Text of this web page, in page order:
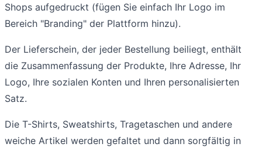
Shops aufgedruckt (fügen Sie einfach Ihr Logo im
Bereich "Branding" der Plattform hinzu).
Der Lieferschein, der jeder Bestellung beiliegt, enthält
die Zusammenfassung der Produkte, Ihre Adresse, Ihr
Logo, Ihre sozialen Konten und Ihren personalisierten
Satz.
Die T-Shirts, Sweatshirts, Tragetaschen und andere
weiche Artikel werden gefaltet und dann sorgfältig in